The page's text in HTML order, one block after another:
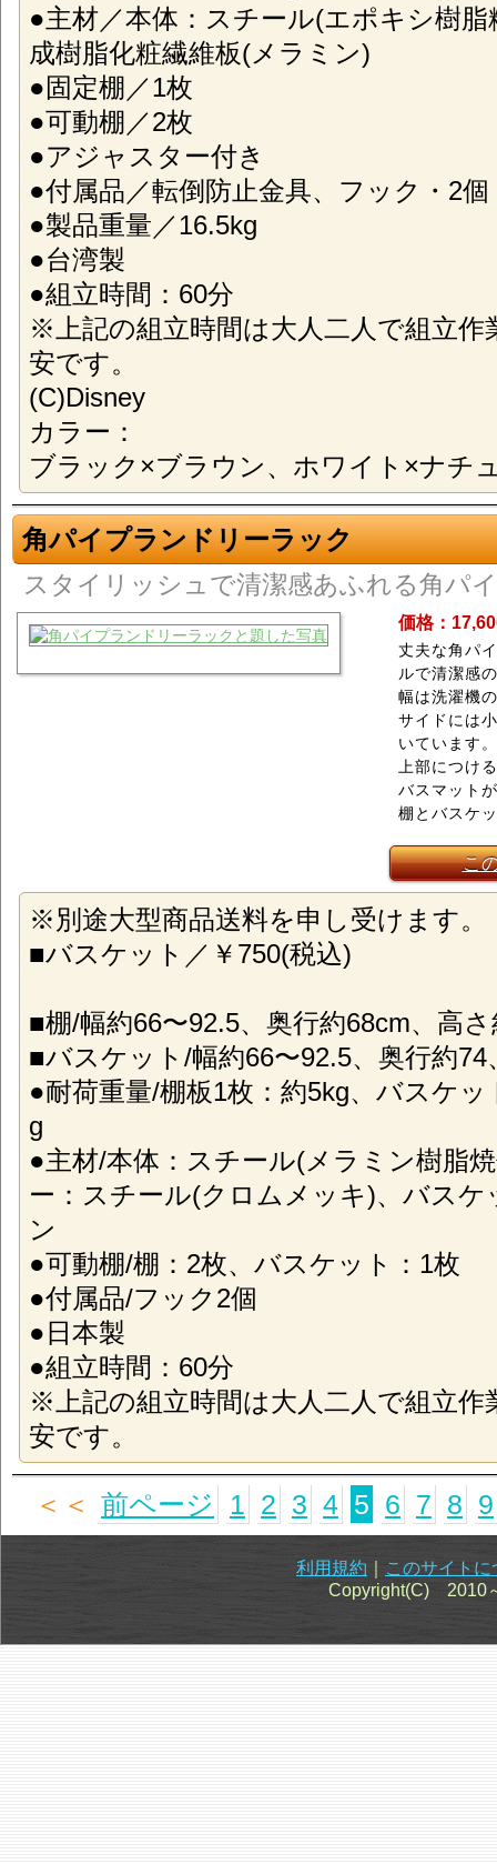
●主材／本体：スチール(エポキシ樹脂
成樹脂化粧繊維板(メラミン)
●固定棚／1枚
●可動棚／2枚
●アジャスター付き
●付属品／転倒防止金具、フック・2個
●製品重量／16.5kg
●台湾製
●組立時間：60分
※上記の組立時間は大人二人で組立作
安です。
(C)Disney
カラー：
ブラック×ブラウン、ホワイト×ナチ
角パイプランドリーラック
スタイリッシュで清潔感あふれる角パ
価格：
丈夫な角パ
ルで清潔感
幅は洗濯機
サイドには
いています。
上部につけ
バスマット
棚とバスケ
こ
※別途大型商品送料を申し受けます。
■バスケット／￥750(税込)
■棚/幅約66〜92.5、奥行約68cm、高
■バスケット/幅約66〜92.5、奥行約74
●耐荷重量/棚板1枚：約5kg、バスケ
g
●主材/本体：スチール(メラミン樹脂
ー：スチール(クロムメッキ)、バス
ン
●可動棚/棚：2枚、バスケット：1枚
●付属品/フック2個
●日本製
●組立時間：60分
※上記の組立時間は大人二人で組立作
安です。
＜＜ 前ページ 1 2 3 4 5 6 7 8 9
利用規約
このサイトに
Copyright(C) 2010